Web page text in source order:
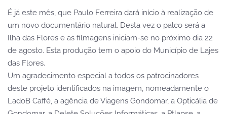
É já este mês, que Paulo Ferreira dará início à realização de
um novo documentário natural. Desta vez o palco será a
Ilha das Flores e as filmagens iniciam-se no próximo dia 22
de agosto. Esta produção tem o apoio do Município de Lajes
das Flores.
Um agradecimento especial a todos os patrocinadores
deste projeto identificados na imagem, nomeadamente o
LadoB Caffé, a agência de Viagens Gondomar, a Opticália de